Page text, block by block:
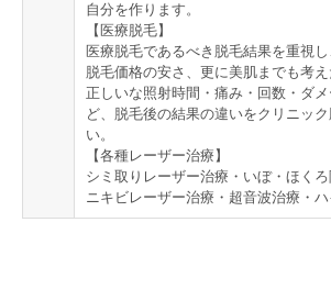
自分を作ります。
【医療脱毛】
医療脱毛であるべき脱毛結果を重視し
脱毛価格の安さ、更に美肌までも考え
正しいな照射時間・痛み・回数・ダ
ど、脱毛後の結果の違いをクリニッ
い。
【各種レーザー治療】
シミ取りレーザー治療・いぼ・ほく
ニキビレーザー治療・超音波治療・